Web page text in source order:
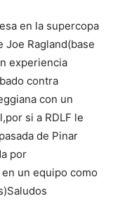
en la supercopa
Joe Ragland(base
experiencia
contra
con un
si a RDLF le
de Pinar
por
un equipo como